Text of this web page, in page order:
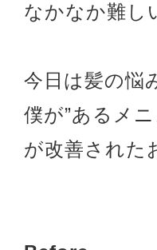
なかなか難し
今日は髪の悩
僕が”あるメ
が改善された